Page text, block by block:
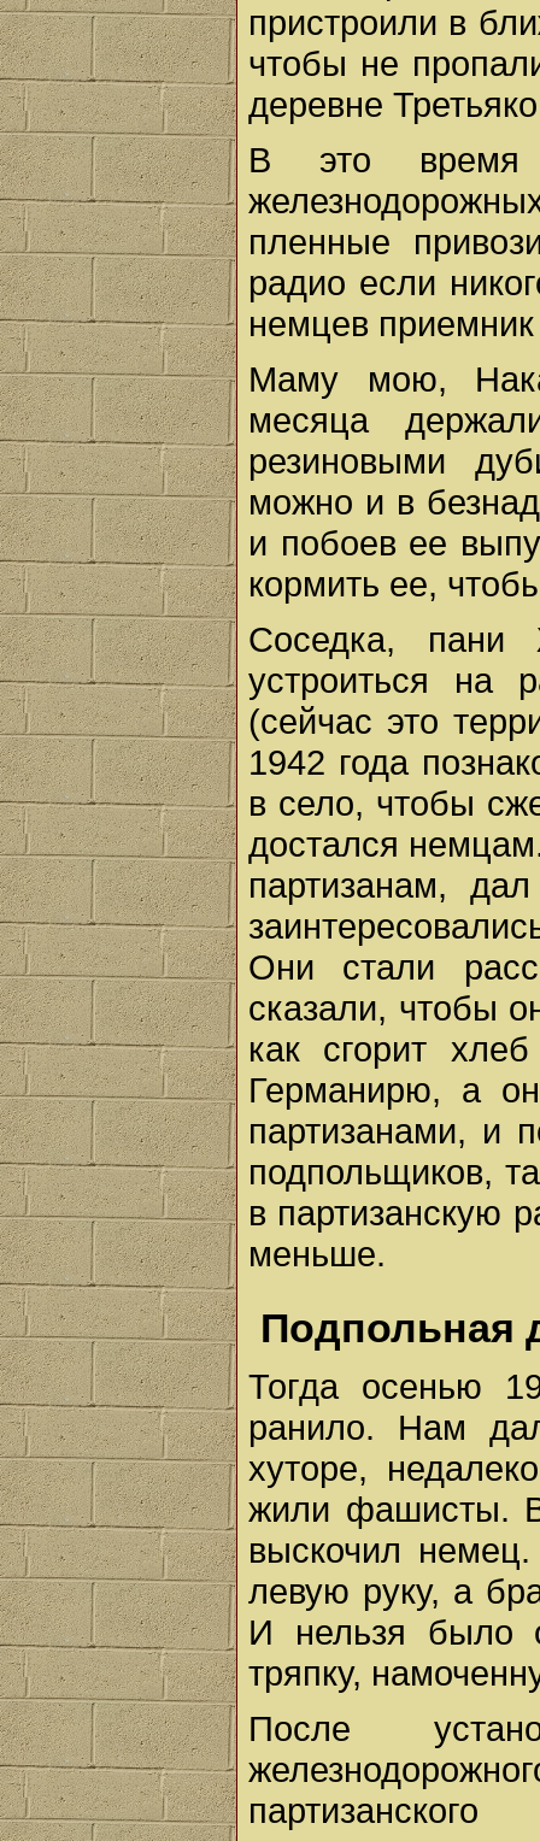
пристроили в
чтобы не
деревне
В это время
пленные
радио если
немцев
Маму мою,
месяца
резиновыми
можно и в
и побоев ее
кормить ее,
Соседка, пани
устроиться на
(сейчас это
1942 года
в село, чтобы
достался
партизанам,
Они стали
сказали, чтобы
как сгорит
Германирю, а
партизанами, и
подпольщиков,
в партизанскую
меньше.
Подпольная
Тогда осенью
ранило. Нам
хуторе,
жили фашисты.
выскочил
левую руку, а
И нельзя было
тряпку,
После